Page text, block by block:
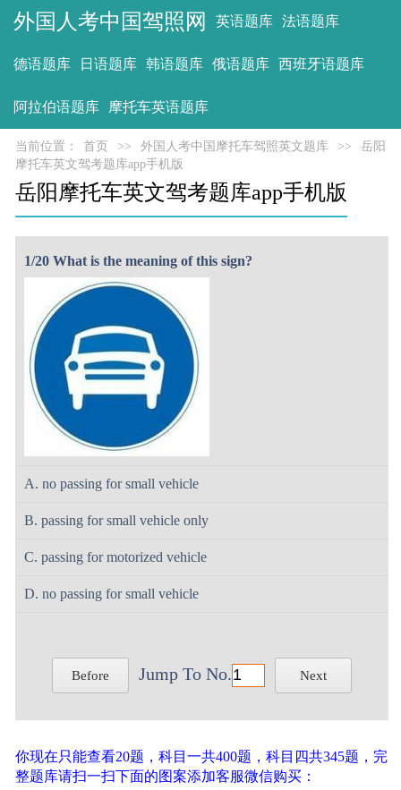
外国人考中国驾照网 英语题库 法语题库
德语题库 日语题库 韩语题库 俄语题库 西班牙语题库
阿拉伯语题库 摩托车英语题库
当前位置： 首页 >> 外国人考中国摩托车驾照英文题库 >>
岳阳
摩托车英文驾考题库app手机版
岳阳摩托车英文驾考题库app手机版
1/20 What is the meaning of this sign?
A. no passing for small vehicle
B. passing for small vehicle only
C. passing for motorized vehicle
D. no passing for small vehicle
Before Jump To No. Next
你现在只能查看20题，科目一共400题，科目四共345题，完
整题库请扫一扫下面的图案添加客服微信购买：